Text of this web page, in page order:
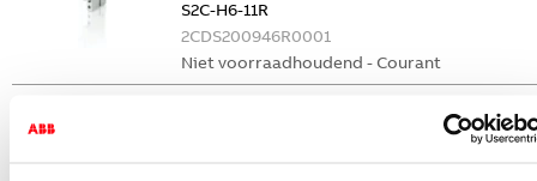
S2C-H6-11R
2CDS200946R0001
Niet voorraadhoudend - Courant